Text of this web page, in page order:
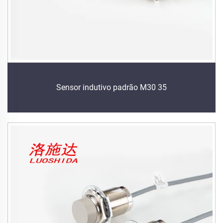
Sensor indutivo padrão M30 35